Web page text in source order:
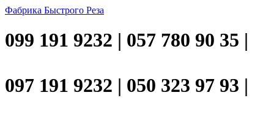
Фабрика Быстрого Реза
099 191 9232 | 057 780 90 35 |
097 191 9232 | 050 323 97 93 |